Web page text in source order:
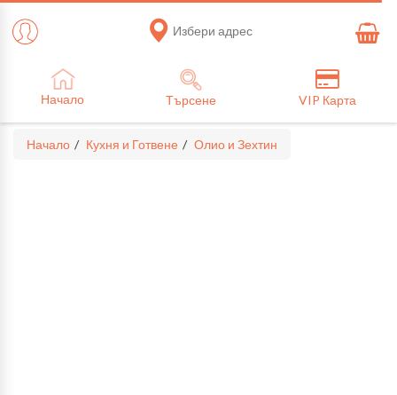
Избери адрес
Начало Търсене VIP Карта
Начало Кухня и Готвене Олио и Зехтин